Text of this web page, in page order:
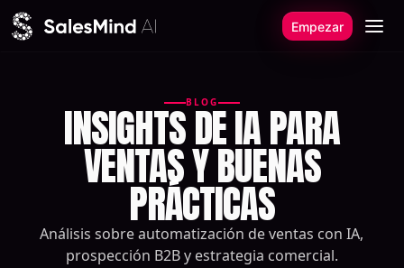
Ir al contenido
Empezar
BLOG
INSIGHTS DE IA PARA
VENTAS Y BUENAS
PRÁCTICAS
Análisis sobre automatización de ventas con IA,
prospección B2B y estrategia comercial.